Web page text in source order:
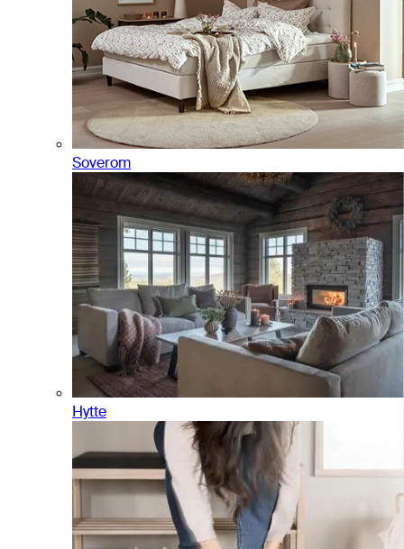
Soverom
Hytte